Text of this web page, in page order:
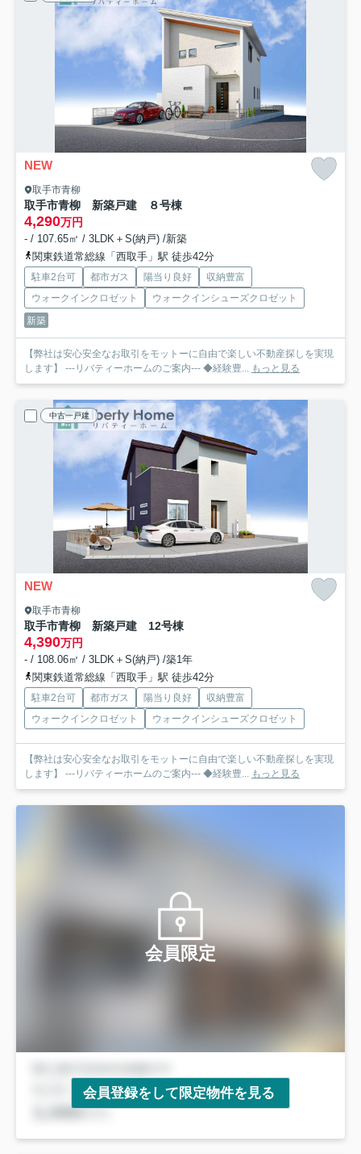
NEW
取手市青柳
取手市青柳 新築戸建 ８号棟
4,290万円
- / 107.65㎡ / 3LDK＋S(納戸) /新築
関東鉄道常総線「西取手」駅 徒歩42分
駐車2台可 都市ガス 陽当り良好
収納豊富
ウォークインクロゼット
ウォークインシューズクロゼット
新築
【弊社は安心安全なお取引をモットーに自由で楽しい不動産探しを実現
します】 ---リバティーホームのご案内--- ◆経験豊... もっと見る
中古一戸建
NEW
取手市青柳
取手市青柳 新築戸建 12号棟
4,390万円
- / 108.06㎡ / 3LDK＋S(納戸) /築1年
関東鉄道常総線「西取手」駅 徒歩42分
駐車2台可 都市ガス 陽当り良好
収納豊富
ウォークインクロゼット
ウォークインシューズクロゼット
【弊社は安心安全なお取引をモットーに自由で楽しい不動産探しを実現
します】 ---リバティーホームのご案内--- ◆経験豊... もっと見る
会員限定
会員登録をして限定物件を見る